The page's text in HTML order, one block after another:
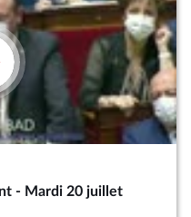
- Mardi 20 juillet